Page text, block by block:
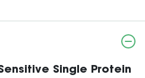
Single Protein